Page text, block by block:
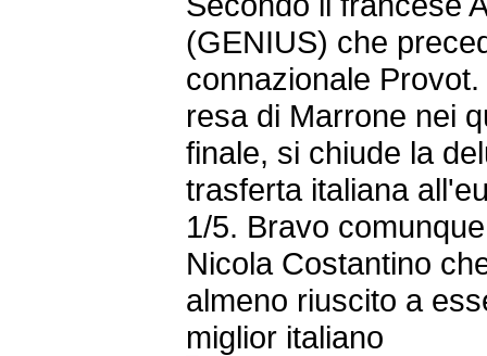
(GENIUS) che
connazionale
resa di Marrone nei
finale, si chiude la
trasferta italiana
1/5. Bravo
Nicola Costantino
almeno riuscito a
miglior italiano